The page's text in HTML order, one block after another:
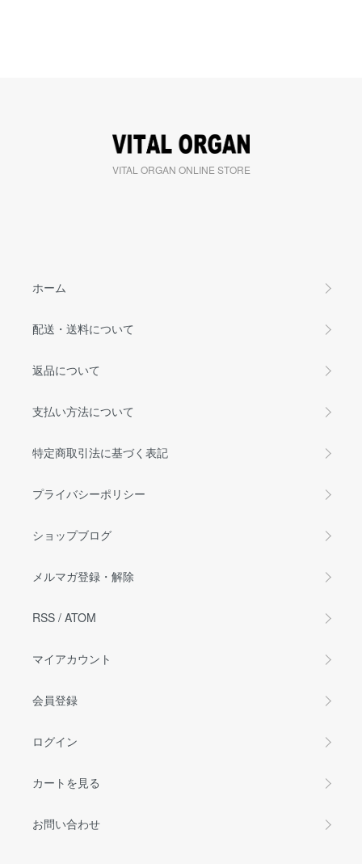
VITAL ORGAN ONLINE STORE
ホーム
配送・送料について
返品について
支払い方法について
特定商取引法に基づく表記
プライバシーポリシー
ショップブログ
メルマガ登録・解除
RSS / ATOM
マイアカウント
会員登録
ログイン
カートを見る
お問い合わせ